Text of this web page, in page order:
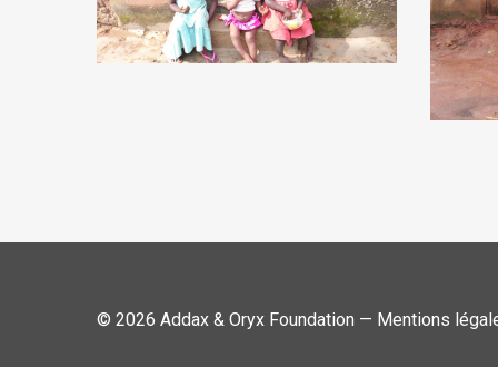
© 2026 Addax & Oryx Foundation — Mentions